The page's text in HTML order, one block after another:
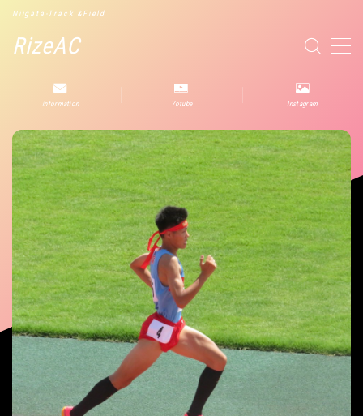
RizeAC
Niigata-Track &Field
MENU
information Yotube Instagram